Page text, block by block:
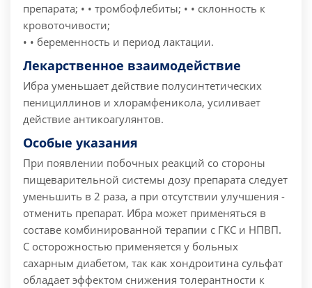
препарата; • • тромбофлебиты; • • склонность к
кровоточивости;
• • беременность и период лактации.
Лекарственное взаимодействие
Ибра уменьшает действие полусинтетических
пенициллинов и хлорамфеникола, усиливает
действие антикоагулянтов.
Особые указания
При появлении побочных реакций со стороны
пищеварительной системы дозу препарата следует
уменьшить в 2 раза, а при отсутствии улучшения -
отменить препарат. Ибра может применяться в
составе комбинированной терапии с ГКС и НПВП.
С осторожностью применяется у больных
сахарным диабетом, так как хондроитина сульфат
обладает эффектом снижения толерантности к